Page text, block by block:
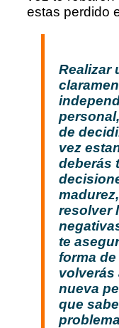
estas perdido
Realizar
de
vez
deberás
resolver
te
forma
volverás
nueva
que